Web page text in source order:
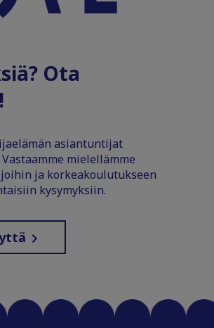
Ota
asiantuntijat
mielellämme
ja korkeakoulutukseen
kysymyksiin.